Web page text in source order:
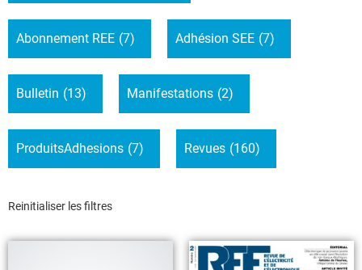
Abonnement REE (7) Adhésion SEE (7)
Bulletin (13) Manifestations (2)
ProduitsAdhesions (7) Revues (160)
Reinitialiser les filtres